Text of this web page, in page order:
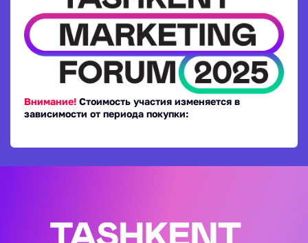
Внимание! Стоимость участия изменяется в
зависимости от периода покупки: